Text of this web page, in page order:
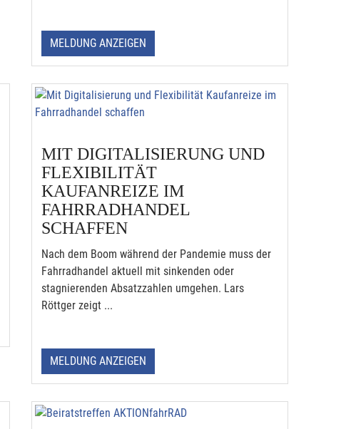
MELDUNG ANZEIGEN
MIT DIGITALISIERUNG UND
FLEXIBILITÄT
KAUFANREIZE IM
FAHRRADHANDEL
SCHAFFEN
Nach dem Boom während der Pandemie muss der
Fahrradhandel aktuell mit sinkenden oder
stagnierenden Absatzzahlen umgehen. Lars
Röttger zeigt ...
MELDUNG ANZEIGEN